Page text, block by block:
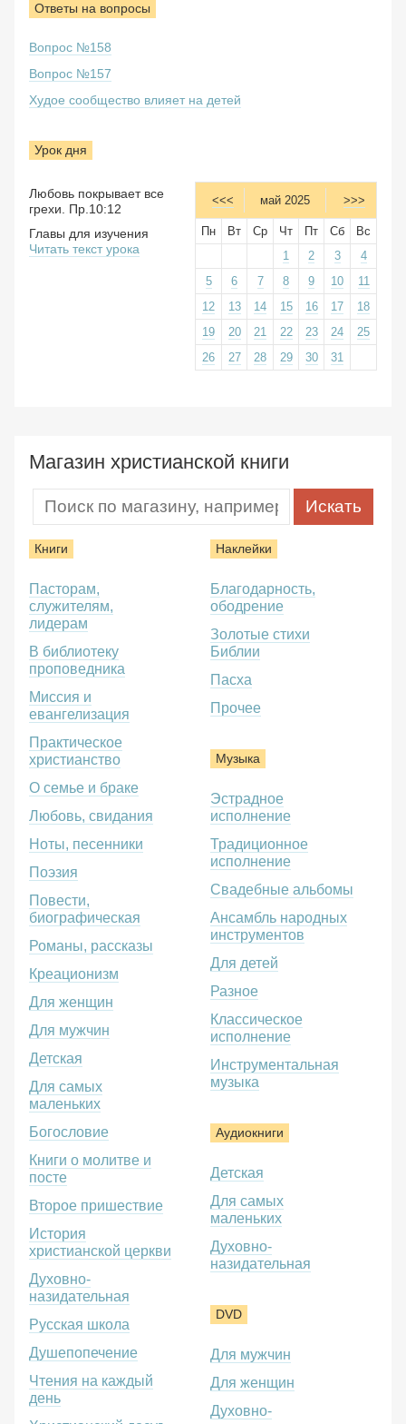
Ответы на вопросы
Вопрос №158
Вопрос №157
Худое сообщество влияет на детей
Урок дня
<<< май 2025 >>>
Пн Вт Ср Чт Пт Сб
Вс
1
2 3
4
5
6 7 8 9 10
11
12
13 14 15 16 17
18
19
20 21 22 23 24
25
26
27 28 29 30 31
Любовь покрывает все
грехи. Пр.10:12
Главы для изучения
Читать текст урока
Магазин христианской книги
Книги
Пасторам,
служителям,
лидерам
В библиотеку
проповедника
Миссия и
евангелизация
Практическое
христианство
О семье и браке
Любовь, свидания
Ноты, песенники
Поэзия
Повести,
биографическая
Романы, рассказы
Креационизм
Для женщин
Для мужчин
Детская
Для самых
маленьких
Богословие
Книги о молитве и
посте
Второе пришествие
История
христианской церкви
Духовно-
назидательная
Русская школа
Душепопечение
Чтения на каждый
день
Наклейки
Благодарность,
ободрение
Золотые стихи
Библии
Пасха
Прочее
Музыка
Эстрадное
исполнение
Традиционное
исполнение
Свадебные альбомы
Ансамбль народных
инструментов
Для детей
Разное
Классическое
исполнение
Инструментальная
музыка
Аудиокниги
Детская
Для самых
маленьких
Духовно-
назидательная
DVD
Для мужчин
Для женщин
Духовно-